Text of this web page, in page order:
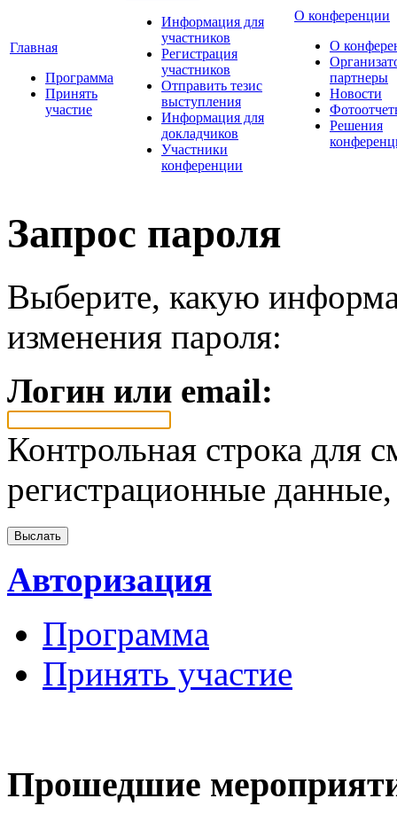
Главная
Программа
Принять
участие
Информация для
участников
Регистрация
участников
Отправить тезис
выступления
Информация для
докладчиков
Участники
конференции
О конференции
О
партнеры
Новости
Решения
Запрос пароля
Выберите, какую
изменения пароля:
Логин или email:
Контрольная строка для
регистрационные
Авторизация
Программа
Принять участие
Прошедшие